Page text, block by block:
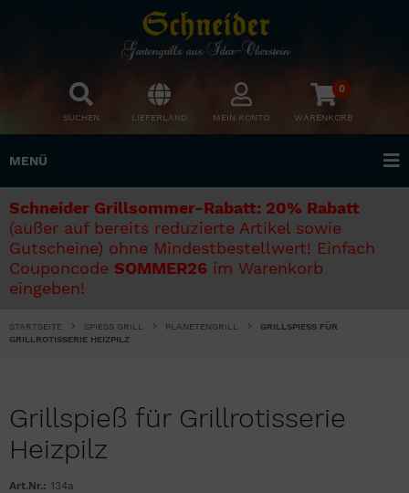
SUCHEN LIEFERLAND MEIN KONTO
0
WARENKORB
MENÜ
Schneider Grillsommer-Rabatt: 20% Rabatt
(außer auf bereits reduzierte Artikel sowie
Gutscheine) ohne Mindestbestellwert! Einfach
Couponcode SOMMER26 im Warenkorb
eingeben!
STARTSEITE SPIESS GRILL PLANETENGRILL
GRILLSPIESS FÜR G
RILLROTISSERIE HEIZPILZ
Grillspieß für Grillrotisserie
Heizpilz
Art.Nr.: 134a